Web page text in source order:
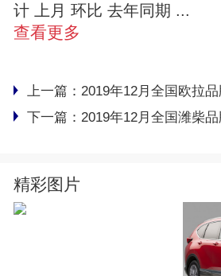
计 上月 环比 去年同期 ...
查看更多
上一篇： 2019年12月全国欧拉
下一篇： 2019年12月全国潍柴
精彩图片